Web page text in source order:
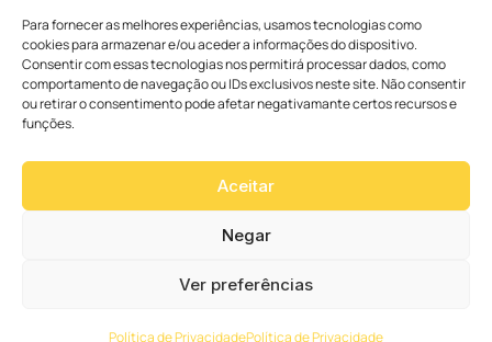
Para fornecer as melhores experiências, usamos tecnologias como
cookies para armazenar e/ou aceder a informações do dispositivo.
Consentir com essas tecnologias nos permitirá processar dados, como
comportamento de navegação ou IDs exclusivos neste site. Não consentir
ou retirar o consentimento pode afetar negativamante certos recursos e
funções.
Aceitar
Negar
Ver preferências
Política de PrivacidadePolítica de Privacidade
Notícias
Notícias da Arquidiocese
Notícias Cáritas
Palavra dos Bispos
Cúria Diocesana
Fundo Diocesano
Vicariatos da Educação
Eventos